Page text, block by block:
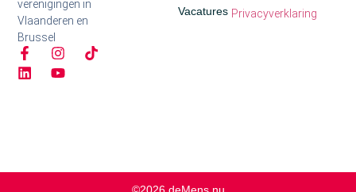
verenigingen in
Vlaanderen en
Brussel
Vacatures Privacyverklaring